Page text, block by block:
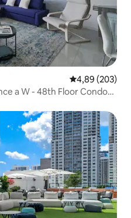
Átlagos
4,89 (203)
a W - 48th Floor Condo-